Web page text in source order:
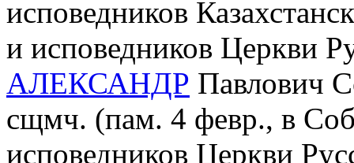
исповедников
и исповедников Церкви
АЛЕКСАНДР Павлович
сщмч. (пам. 4 февр., в
исповедников Церкви